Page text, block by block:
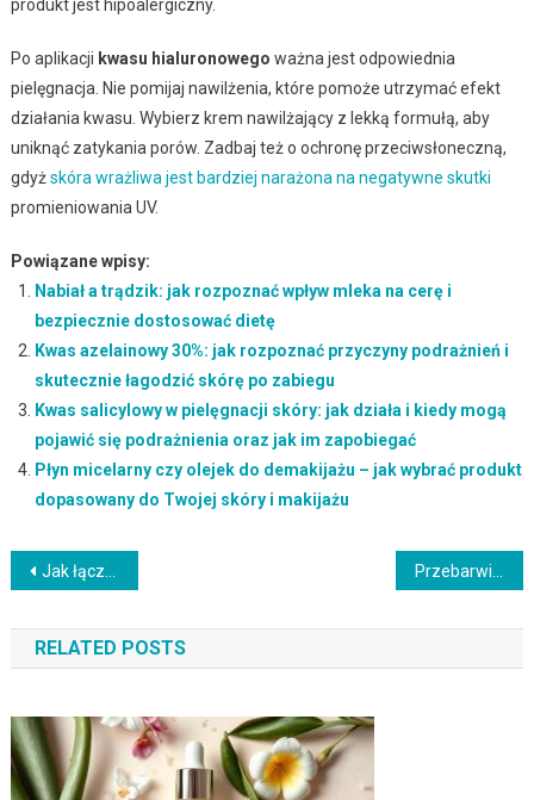
produkt jest hipoalergiczny.
Po aplikacji kwasu hialuronowego ważna jest odpowiednia
pielęgnacja. Nie pomijaj nawilżenia, które pomoże utrzymać efekt
działania kwasu. Wybierz krem nawilżający z lekką formułą, aby
uniknąć zatykania porów. Zadbaj też o ochronę przeciwsłoneczną,
gdyżskóra wrażliwa jest bardziej narażona na negatywne skutki
promieniowania UV.
Powiązane wpisy:
Nabiał a trądzik: jak rozpoznać wpływ mleka na cerę i
bezpiecznie dostosować dietę
Kwas azelainowy 30%: jak rozpoznać przyczyny podrażnień i
skutecznie łagodzić skórę po zabiegu
Kwas salicylowy w pielęgnacji skóry: jak działa i kiedy mogą
pojawić się podrażnienia oraz jak im zapobiegać
Płyn micelarny czy olejek do demakijażu – jak wybrać produkt
dopasowany do Twojej skóry i makijażu
Nawigacja
wpisu
Jak łączyć witaminę C z SPF, by skutecznie chronić i rozjaśniać skórę przed przebarwieniami
RELATED POSTS